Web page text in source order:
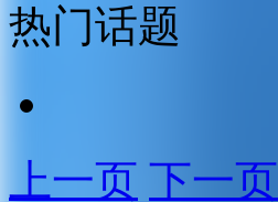
热门话题
上一页 下一页